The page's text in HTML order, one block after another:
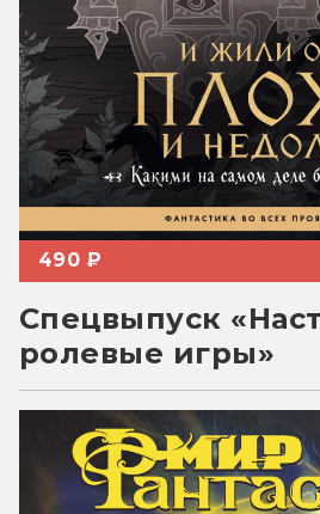
490 ₽
Спецвыпуск
ролевые игры»